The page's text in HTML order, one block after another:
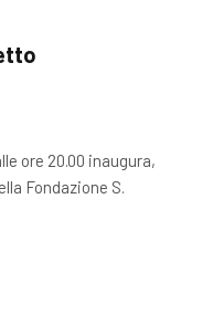
ore 20.00 inaugura,
Fondazione S.